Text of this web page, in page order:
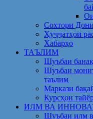
Сохтори
Ҳуҷҷатҳои
Хабарҳо
ТАЪЛИМ
Шуъбаи
Шуъбаи
таълим
Маркази
Курсҳои
ИЛМ ВА
Шуъбаи илм